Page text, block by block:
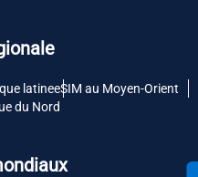
latineeSIM au Moyen-Orient
du Nord